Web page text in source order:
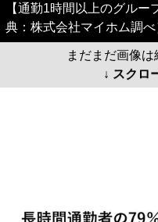
【通勤1時間以上のグル
典：株式会社マイホム調べ
まだまだ画像は
↓ スクロ